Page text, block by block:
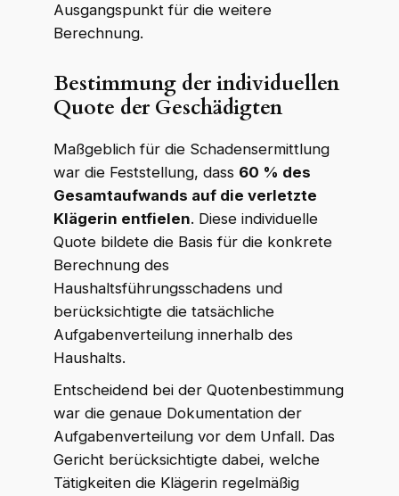
Ausgangspunkt für die weitere
Berechnung.
Bestimmung der individuellen
Quote der Geschädigten
Maßgeblich für die Schadensermittlung
war die Feststellung, dass 60 % des
Gesamtaufwands auf die verletzte
Klägerin entfielen. Diese individuelle
Quote bildete die Basis für die konkrete
Berechnung des
Haushaltsführungsschadens und
berücksichtigte die tatsächliche
Aufgabenverteilung innerhalb des
Haushalts.
Entscheidend bei der Quotenbestimmung
war die genaue Dokumentation der
Aufgabenverteilung vor dem Unfall. Das
Gericht berücksichtigte dabei, welche
Tätigkeiten die Klägerin regelmäßig